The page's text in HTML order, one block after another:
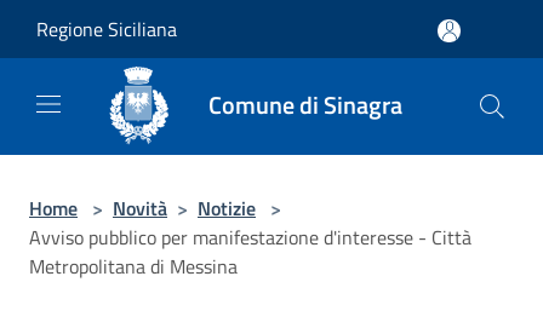
Regione Siciliana
Comune di Sinagra
Home > Novità > Notizie >
Avviso pubblico per manifestazione d'interesse - Città
Metropolitana di Messina